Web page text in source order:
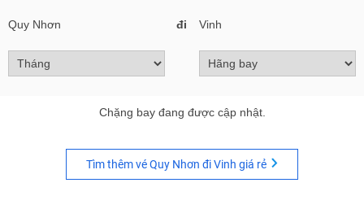
Quy Nhơn đi Vinh
Chặng bay đang được cập nhật.
Tìm thêm vé Quy Nhơn đi Vinh giá rẻ